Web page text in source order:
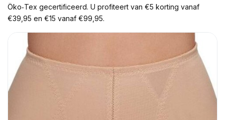
Öko‑Tex gecertificeerd. U profiteert van €5 korting vanaf
€39,95 en €15 vanaf €99,95.